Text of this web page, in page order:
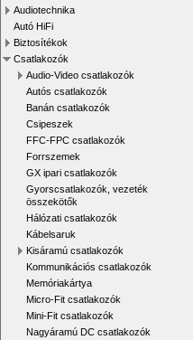
Audiotechnika
Autó HiFi
Biztosítékok
Csatlakozók
Audio-Video csatlakozók
Autós csatlakozók
Banán csatlakozók
Csipeszek
FFC-FPC csatlakozók
Forrszemek
GX ipari csatlakozók
Gyorscsatlakozók, vezeték
összekötők
Hálózati csatlakozók
Kábelsaruk
Kisáramú csatlakozók
Kommunikációs csatlakozók
Memóriakártya
Micro-Fit csatlakozók
Mini-Fit csatlakozók
Nagyáramú DC csatlakozók